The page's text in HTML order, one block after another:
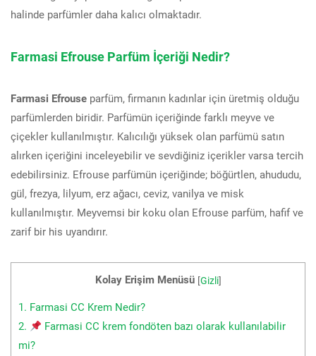
halinde parfümler daha kalıcı olmaktadır.
Farmasi Efrouse Parfüm İçeriği Nedir?
Farmasi Efrouse parfüm, firmanın kadınlar için üretmiş olduğu
parfümlerden biridir. Parfümün içeriğinde farklı meyve ve
çiçekler kullanılmıştır. Kalıcılığı yüksek olan parfümü satın
alırken içeriğini inceleyebilir ve sevdiğiniz içerikler varsa tercih
edebilirsiniz. Efrouse parfümün içeriğinde; böğürtlen, ahududu,
gül, frezya, lilyum, erz ağacı, ceviz, vanilya ve misk
kullanılmıştır. Meyvemsi bir koku olan Efrouse parfüm, hafif ve
zarif bir his uyandırır.
Kolay Erişim Menüsü [Gizli]
1. Farmasi CC Krem Nedir?
2.
Farmasi CC krem fondöten bazı olarak kullanılabilir
mi?